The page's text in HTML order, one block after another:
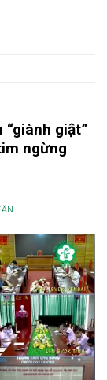
giật”
ngừng